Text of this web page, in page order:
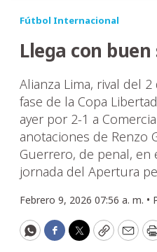
Fútbol Internacional
Llega con
Alianza Lima, rival del
fase de la Copa
ayer por 2-1 a
anotaciones de Renzo
Guerrero, de penal,
jornada del Apertura
Febrero 9, 2026 07:56 a. m. •
WhatsApp
Facebook
Twitter
Copy